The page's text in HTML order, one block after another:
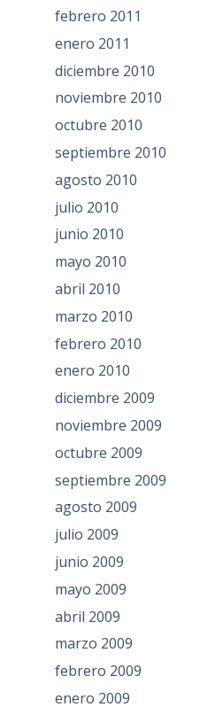
febrero 2011
enero 2011
diciembre 2010
noviembre 2010
octubre 2010
septiembre 2010
agosto 2010
julio 2010
junio 2010
mayo 2010
abril 2010
marzo 2010
febrero 2010
enero 2010
diciembre 2009
noviembre 2009
octubre 2009
septiembre 2009
agosto 2009
julio 2009
junio 2009
mayo 2009
abril 2009
marzo 2009
febrero 2009
enero 2009